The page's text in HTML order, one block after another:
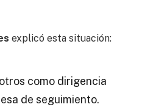
explicó esta situación:
como dirigencia
de seguimiento.